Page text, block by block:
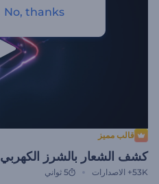
قالب مميز
كشف الشعار بالشرز الكهربي
53K+ الاصدارات 5 ثواني
No, thanks